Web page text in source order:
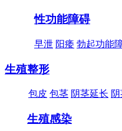
性功能障碍
早泄 阳痿 勃起功能
生殖整形
包皮 包茎 阴茎延长
生殖感染